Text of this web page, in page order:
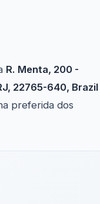
R. Menta, 200 -
22765-640, Brazil
preferida dos